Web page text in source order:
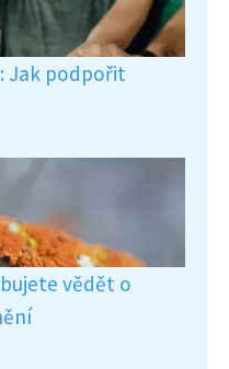
Jak podpořit
vědět o